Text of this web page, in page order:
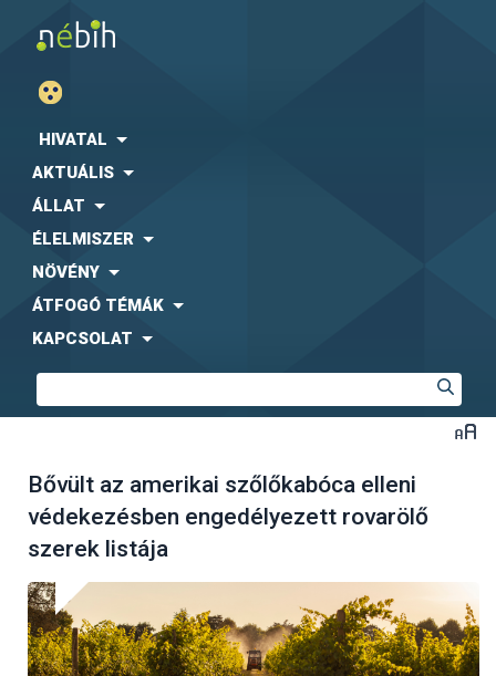
HIVATAL
AKTUÁLIS
ÁLLAT
ÉLELMISZER
NÖVÉNY
ÁTFOGÓ TÉMÁK
KAPCSOLAT
Bővült az amerikai szőlőkabóca elleni
védekezésben engedélyezett rovarölő
szerek listája